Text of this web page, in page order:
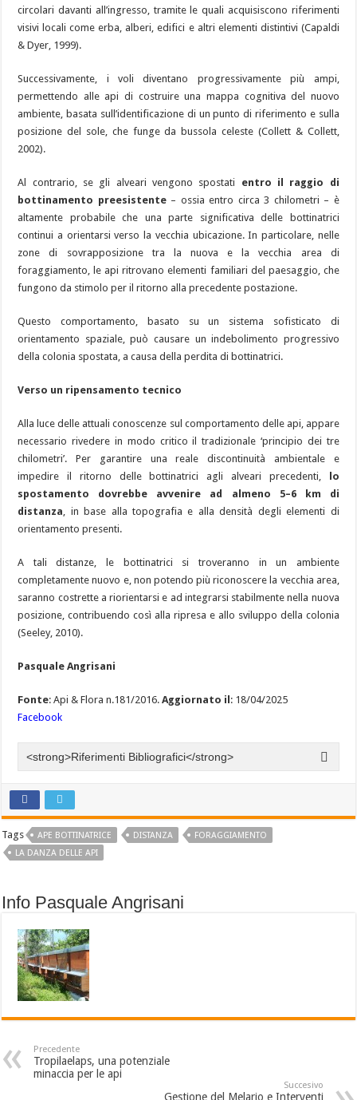
circolari davanti all’ingresso, tramite le quali acquisiscono riferimenti
visivi locali come erba, alberi, edifici e altri elementi distintivi (Capaldi
& Dyer, 1999).
Successivamente, i voli diventano progressivamente più ampi,
permettendo alle api di costruire una mappa cognitiva del nuovo
ambiente, basata sull’identificazione di un punto di riferimento e sulla
posizione del sole, che funge da bussola celeste (Collett & Collett,
2002).
Al contrario, se gli alveari vengono spostati entro il raggio di
bottinamento preesistente– ossia entro circa 3 chilometri – è
altamente probabile che una parte significativa delle bottinatrici
continui a orientarsi verso la vecchia ubicazione. In particolare, nelle
zone di sovrapposizione tra la nuova e la vecchia area di
foraggiamento, le api ritrovano elementi familiari del paesaggio, che
fungono da stimolo per il ritorno alla precedente postazione.
Questo comportamento, basato su un sistema sofisticato di
orientamento spaziale, può causare un indebolimento progressivo
della colonia spostata, a causa della perdita di bottinatrici.
Verso un ripensamento tecnico
Alla luce delle attuali conoscenze sul comportamento delle api, appare
necessario rivedere in modo critico il tradizionale ‘principio dei tre
chilometri’. Per garantire una reale discontinuità ambientale e
impedire il ritorno delle bottinatrici agli alveari precedenti,
lo
spostamento dovrebbe avvenire ad almeno 5–6 km di
distanza , in base alla topografia e alla densità degli elementi di
orientamento presenti.
A tali distanze, le bottinatrici si troveranno in un ambiente
completamente nuovo e, non potendo più riconoscere la vecchia area,
saranno costrette a riorientarsi e ad integrarsi stabilmente nella nuova
posizione, contribuendo così alla ripresa e allo sviluppo della colonia
(Seeley, 2010).
Pasquale Angrisani
Fonte: Api & Flora n.181/2016.Aggiornato il : 18/04/2025
Facebook
<strong>Riferimenti Bibliografici</strong>
Tags APE BOTTINATRICE DISTANZA
FORAGGIAMENTO
LA DANZA DELLE API
Info Pasquale Angrisani
Precedente
Tropilaelaps, una potenziale
minaccia per le api
Succesivo
Gestione del Melario e Interventi